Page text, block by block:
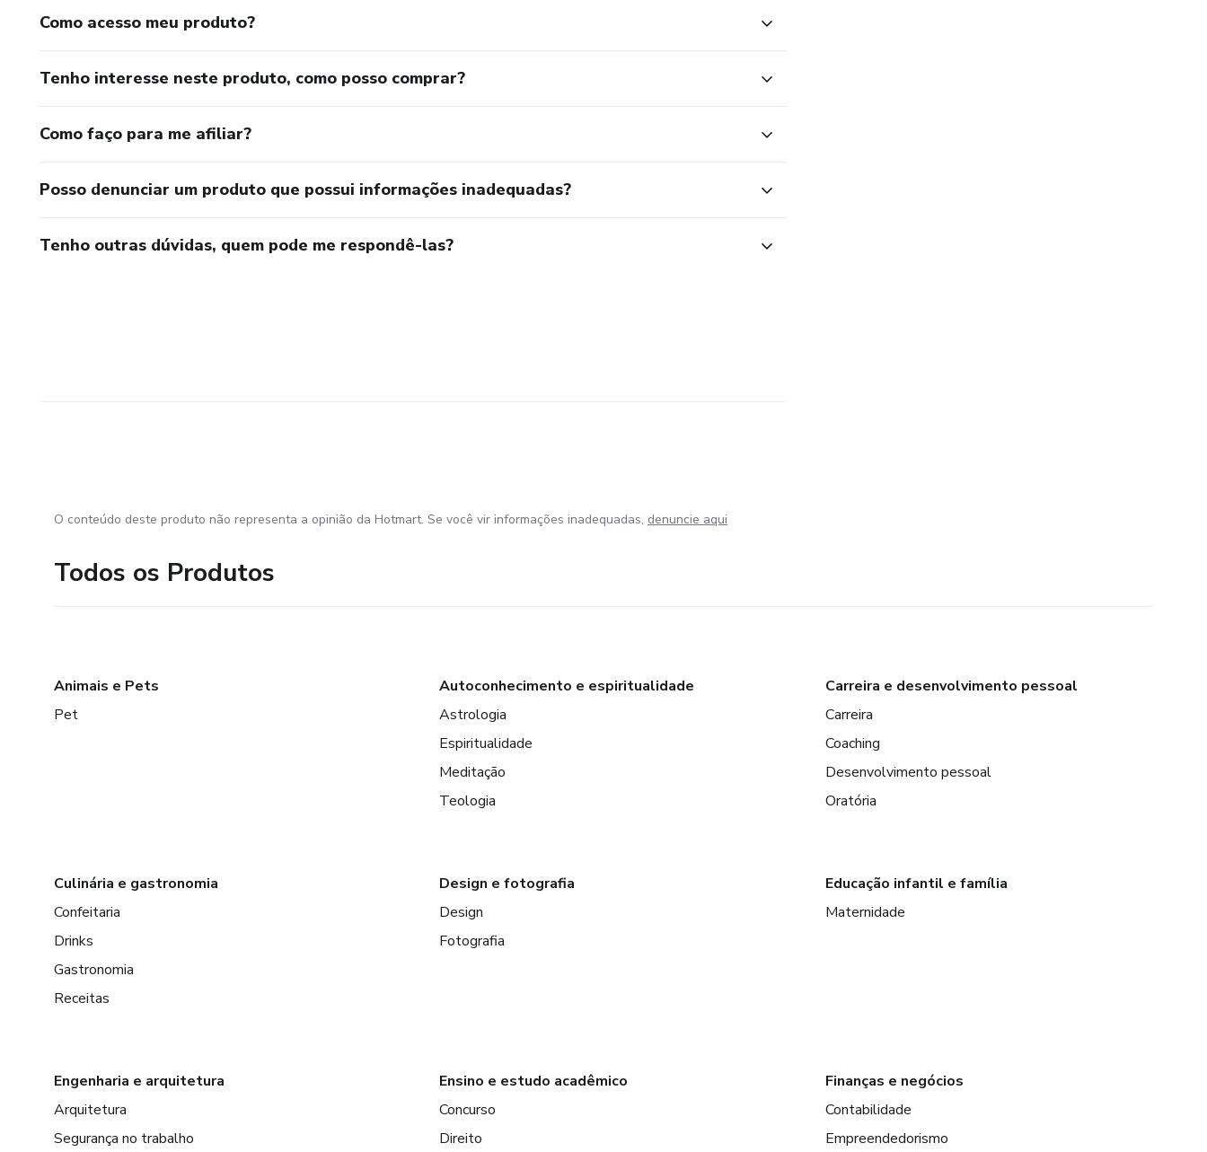
Como acesso meu produto?
Tenho interesse neste produto, como posso comprar?
Como faço para me afiliar?
Posso denunciar um produto que possui informações inadequadas?
Tenho outras dúvidas, quem pode me respondê-las?
O conteúdo deste produto não representa a opinião da Hotmart. Se você vir informações inadequadas, denuncie aqui
Todos os Produtos
Animais e Pets
Pet
Autoconhecimento e espiritualidade
Astrologia
Espiritualidade
Meditação
Teologia
Carreira e desenvolvimento pessoal
Carreira
Coaching
Desenvolvimento pessoal
Oratória
Culinária e gastronomia
Confeitaria
Drinks
Gastronomia
Receitas
Design e fotografia
Design
Fotografia
Educação infantil e família
Maternidade
Engenharia e arquitetura
Arquitetura
Segurança no trabalho
Ensino e estudo acadêmico
Concurso
Direito
Finanças e negócios
Contabilidade
Empreendedorismo